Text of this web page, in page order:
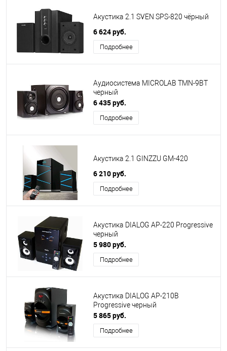
Акустика 2.1 SVEN SPS-820 чёрный
6 624 руб.
Подробнее
Аудиосистема MICROLAB TMN-9BT
черный
6 435 руб.
Подробнее
Акустика 2.1 GINZZU GM-420
6 210 руб.
Подробнее
Акустика DIALOG AP-220 Progressive
черный
5 980 руб.
Подробнее
Акустика DIALOG AP-210B
Progressive черный
5 865 руб.
Подробнее